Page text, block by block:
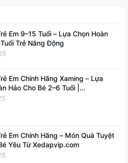
Em 9–15 Tuổi – Lựa Chọn Hoàn
Trẻ Năng Động
Em Chính Hãng Xaming – Lựa
Hảo Cho Bé 2–6 Tuổi |
Em Chính Hãng – Món Quà Tuyệt
Yêu Từ Xedapvip.com